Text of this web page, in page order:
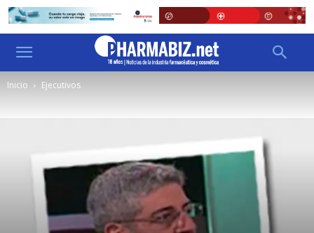
Inicio Ejecutivos